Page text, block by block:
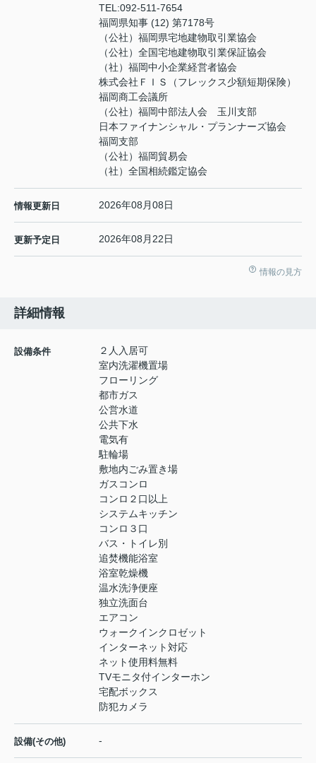
TEL:092-511-7654
福岡県知事 (12) 第7178号
（公社）福岡県宅地建物取引業協会
（公社）全国宅地建物取引業保証協会
（社）福岡中小企業経営者協会
株式会社ＦＩＳ（フレックス少額短期保険）
福岡商工会議所
（公社）福岡中部法人会 玉川支部
日本ファイナンシャル・プランナーズ協会
福岡支部
（公社）福岡貿易会
（社）全国相続鑑定協会
情報更新日 2026年08月08日
更新予定日 2026年08月22日
情報の見方
詳細情報
設備条件
２人入居可
室内洗濯機置場
フローリング
都市ガス
公営水道
公共下水
電気有
駐輪場
敷地内ごみ置き場
ガスコンロ
コンロ２口以上
システムキッチン
コンロ３口
バス・トイレ別
追焚機能浴室
浴室乾燥機
温水洗浄便座
独立洗面台
エアコン
ウォークインクロゼット
インターネット対応
ネット使用料無料
TVモニタ付インターホン
宅配ボックス
防犯カメラ
設備(その他) -